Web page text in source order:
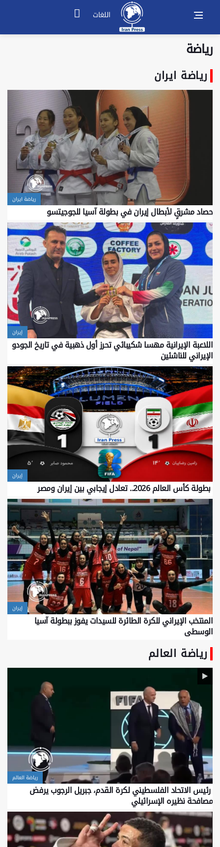
اللغات
رياضة
رياضة ايران
رياضة ايران
حصاد مشرقٍ لأبطال إیران في بطولة آسیا للجوجیتسو
إيران
اللاعبة الإيرانية مهسا شكيبائي تحرز أول ذهبية في تاريخ الجودو
الإيراني للناشئين
إيران
بطولة كأس العالم 2026.. تعادل إيجابي بين إيران ومصر
إيران
المنتخب الإيراني للكرة الطائرة للسيدات يفوز ببطولة آسيا
الوسطى
رياضة العالم
رياضة العالم
رئيس الاتحاد الفلسطيني لكرة القدم، جبريل الرجوب يرفض
مصافحة نظيره الإسرائيلي